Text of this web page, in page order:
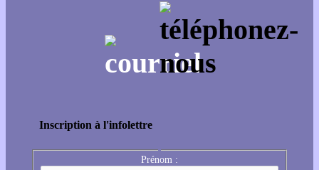
Inscription à l'infolettre
Prénom :